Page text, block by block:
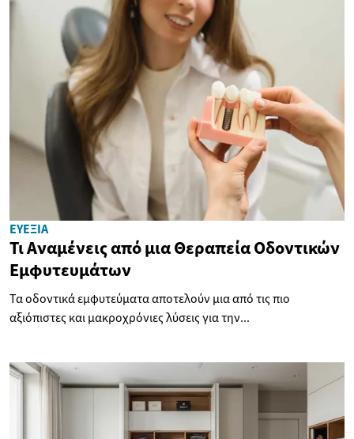
ΕΥΕΞΊΑ
Τι Αναμένεις από μια Θεραπεία Οδοντικών
Εμφυτευμάτων
Τα οδοντικά εμφυτεύματα αποτελούν μια από τις πιο
αξιόπιστες και μακροχρόνιες λύσεις για την...